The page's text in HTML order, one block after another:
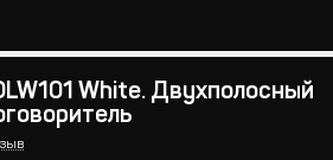
White. Двухполосный